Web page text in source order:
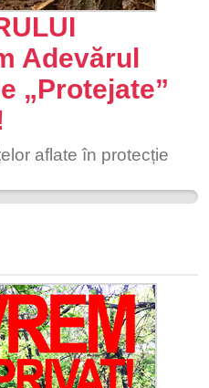
Adevărul
„Protejate”
aflate în protecție